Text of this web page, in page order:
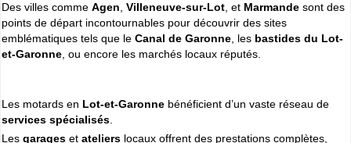
Cliquer sur la 1ere lettre du nom de votre ville pour voir notre
SÉLECTION d'adresses :
A(188) B(314) C(380) D(83) E (80) F(94) G
O(47) P(227) Q (18) R(128) S(571) T (102) U(12)
V(201) W(22) X(1)
Des villes comme Agen Villeneuve-sur-Lot , et Marmande sont des
points de départ incontournables pour découvrir des sites
emblématiques tels que le Canal de Garonne , les bastides du Lot-
et-Garonne , ou encore les marchés locaux réputés.
Les motards en Lot-et-Garonne bénéficient d’un vaste réseau de
services spécialisés
Les garages et ateliers locaux offrent des prestations complètes,